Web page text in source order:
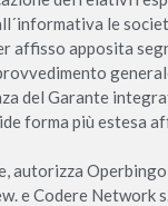
le
affisso apposita
del Garante
forma più estesa
autorizza
e Codere Network